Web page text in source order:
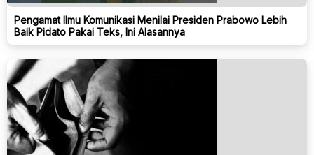
Pengamat Ilmu Komunikasi Menilai Presiden Prabowo Lebih
Baik Pidato Pakai Teks, Ini Alasannya